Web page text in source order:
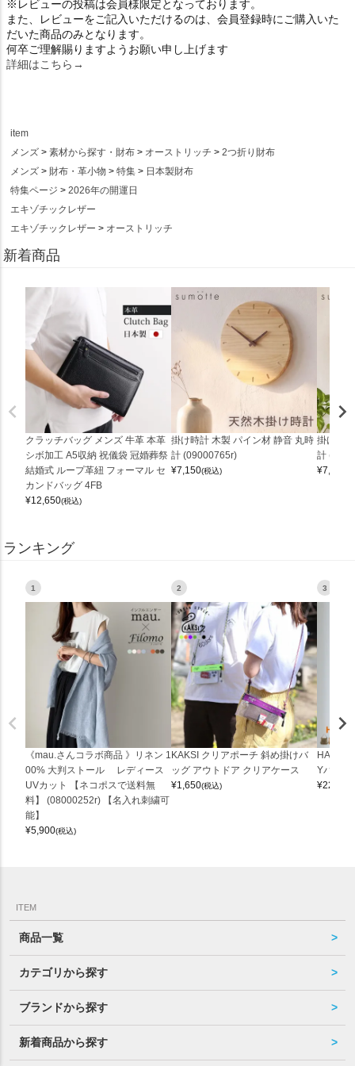
※レビューの投稿は会員様限定となっております。
また、レビューをご記入いただけるのは、会員登録時にご購入いた
だいた商品のみとなります。
何卒ご理解賜りますようお願い申し上げます
詳細はこちら→
item
メンズ
素材から探す・財布 オーストリッチ
2つ折り財布
メンズ
財布・革小物 特集
日本製財布
特集ページ
2026年の開運日
エキゾチックレザー
エキゾチックレザー
オーストリッチ
新着商品
クラッチバッグ メンズ 牛革 本革
シボ加工 A5収納 祝儀袋 冠婚葬祭
結婚式 ループ革紐 フォーマル セ
カンドバッグ 4FB
¥12,650(税込)
掛け時計 木製 パイン材 静音 丸時
計 (09000765r)
¥7,150(税込)
掛け時
計
¥7,150
ランキング
1
《mau.さんコラボ商品 》リネン 1
00% 大判ストール レディース
UVカット 【ネコポスで送料無
料】 (08000252r) 【名入れ刺繍可
能】
¥5,900(税込)
2
KAKSI クリアポーチ 斜め掛けバ
ッグ アウトドア クリアケース
¥1,650(税込)
3
Yバッグ
¥22,000
ITEM
商品一覧
カテゴリから探す
ブランドから探す
新着商品から探す